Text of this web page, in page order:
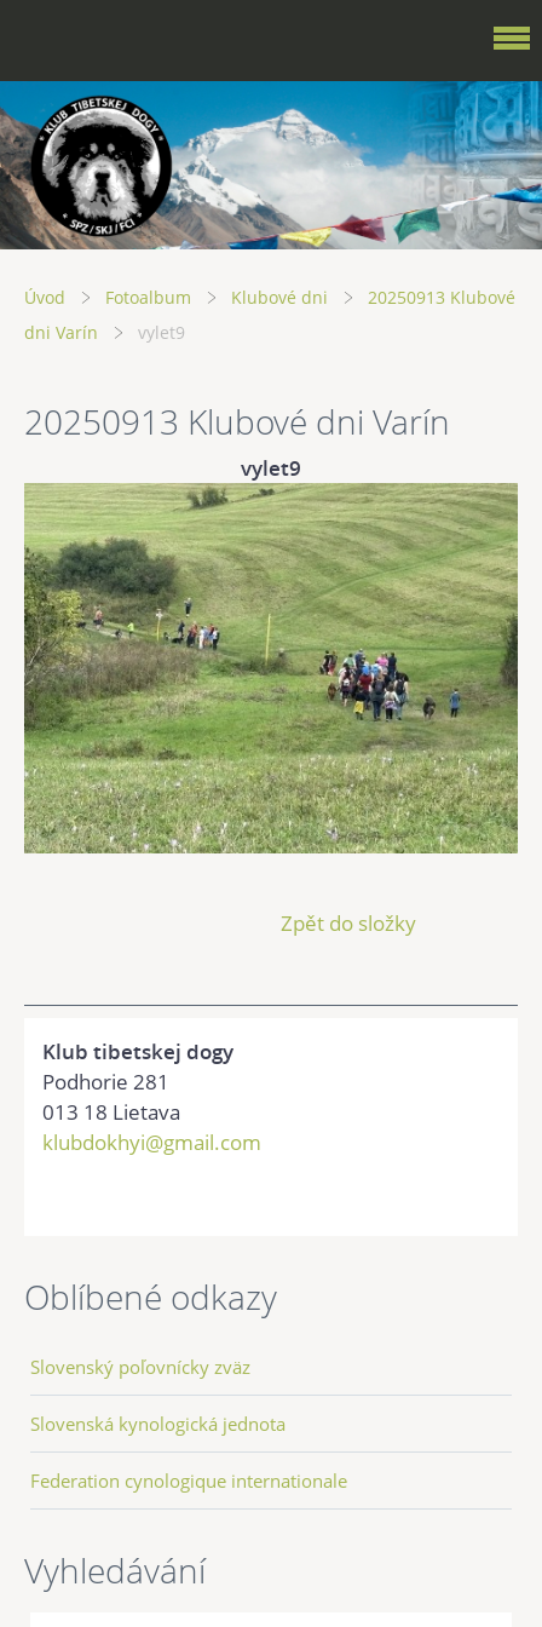
Úvod Fotoalbum Klubové dni
20250913 Klubové
dni Varín
vylet9
20250913 Klubové dni Varín
vylet9
Zpět do složky
Klub tibetskej dogy
Podhorie 281
013 18 Lietava
klubdokhyi@gmail.com
Oblíbené odkazy
Slovenský poľovnícky zväz
Slovenská kynologická jednota
Federation cynologique internationale
Vyhledávání